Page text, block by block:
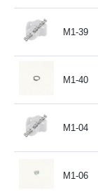
M1-39
M1-40
M1-04
M1-06